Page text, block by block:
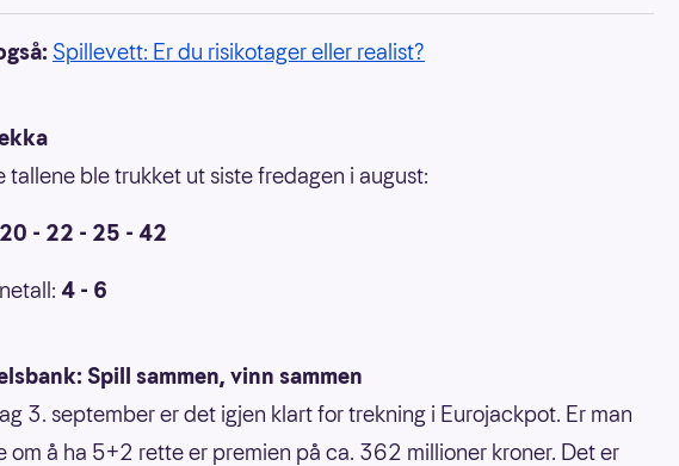
Spillevett: Er du risikotager eller realist?
tallene ble trukket ut siste fredagen i august:
- 22 - 25 - 42
4 - 6
Spill sammen, vinn sammen
3. september er det igjen klart for trekning i Eurojackpot. Er man
om å ha 5+2 rette er premien på ca. 362 millioner kroner. Det er